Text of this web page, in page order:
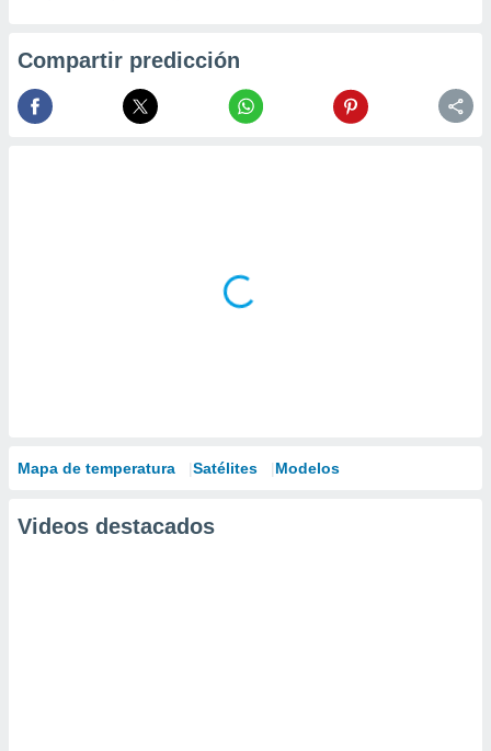
Compartir predicción
Mapa de temperatura Satélites Modelos
Videos destacados